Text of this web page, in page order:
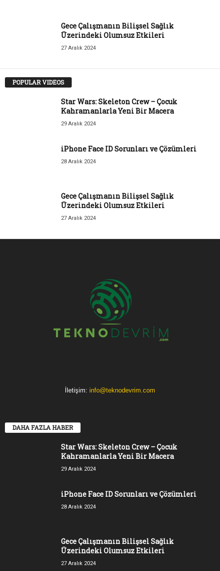
Gece Çalışmanın Bilişsel Sağlık
Üzerindeki Olumsuz Etkileri
27 Aralık 2024
POPULAR VIDEOS
Star Wars: Skeleton Crew – Çocuk
Kahramanlarla Yeni Bir Macera
29 Aralık 2024
iPhone Face ID Sorunları ve Çözümleri
28 Aralık 2024
Gece Çalışmanın Bilişsel Sağlık
Üzerindeki Olumsuz Etkileri
27 Aralık 2024
İletişim: info@teknodevrim.com
DAHA FAZLA HABER
Star Wars: Skeleton Crew – Çocuk
Kahramanlarla Yeni Bir Macera
29 Aralık 2024
iPhone Face ID Sorunları ve Çözümleri
28 Aralık 2024
Gece Çalışmanın Bilişsel Sağlık
Üzerindeki Olumsuz Etkileri
27 Aralık 2024